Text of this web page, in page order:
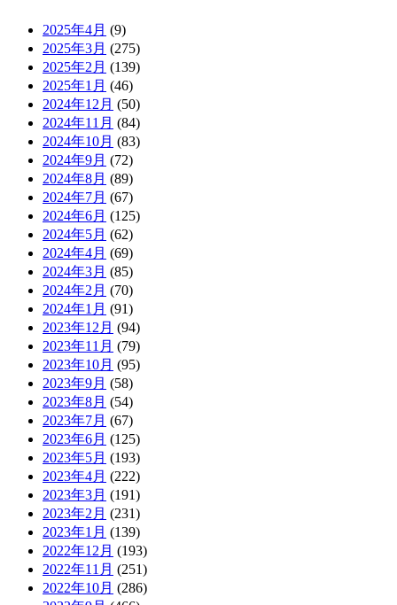
2025年4月 (9)
2025年3月 (275)
2025年2月 (139)
2025年1月 (46)
2024年12月 (50)
2024年11月 (84)
2024年10月 (83)
2024年9月 (72)
2024年8月 (89)
2024年7月 (67)
2024年6月 (125)
2024年5月 (62)
2024年4月 (69)
2024年3月 (85)
2024年2月 (70)
2024年1月 (91)
2023年12月 (94)
2023年11月 (79)
2023年10月 (95)
2023年9月 (58)
2023年8月 (54)
2023年7月 (67)
2023年6月 (125)
2023年5月 (193)
2023年4月 (222)
2023年3月 (191)
2023年2月 (231)
2023年1月 (139)
2022年12月 (193)
2022年11月 (251)
2022年10月 (286)